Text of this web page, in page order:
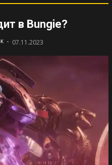
в Bungie?
- 07.11.2023